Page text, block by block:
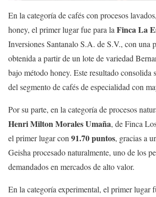
En la categoría de cafés con procesos
honey, el primer lugar fue para laFinca La
Inversiones Santanalo S.A. de S.V., con una
obtenida a partir de un lote de variedad
bajo método honey. Este resultado consolida
del segmento de cafés de especialidad con
Por su parte, en la categoría de procesos
Henri Milton Morales Umaña, de Finca
el primer lugar con91.70 puntos, gracias a
Geisha procesado naturalmente, uno de los
demandados en mercados de alto valor.
En la categoría experimental, el primer lugar